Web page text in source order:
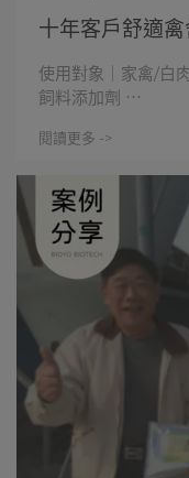
十年客戶舒適
使用對象｜家禽/白
飼料添加劑 ⋯
閱讀更多 ->